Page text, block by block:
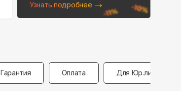
Узнать подробнее
Гарантия Оплата Для Юр.лиц